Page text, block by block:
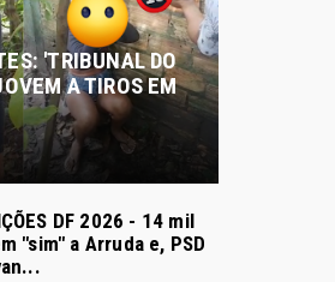
'TRIBUNAL DO
A TIROS EM
DF 2026 - 14 mil
"sim" a Arruda e, PSD